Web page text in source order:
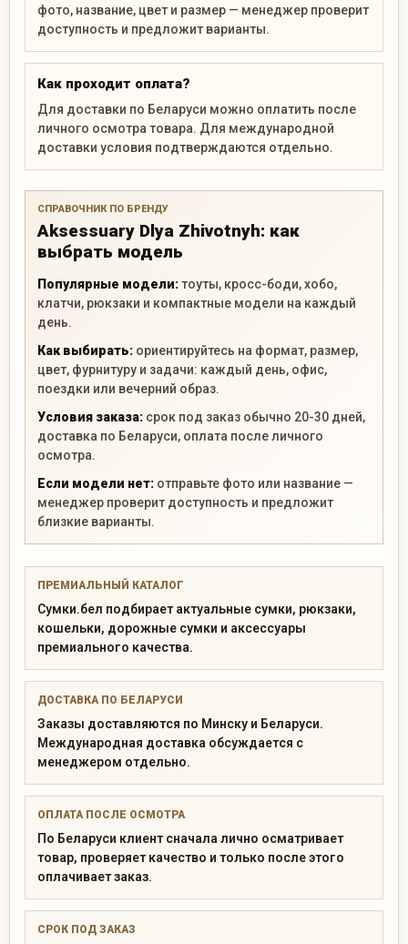
фото, название, цвет и размер — менеджер проверит
доступность и предложит варианты.
Как проходит оплата?
Для доставки по Беларуси можно оплатить после
личного осмотра товара. Для международной
доставки условия подтверждаются отдельно.
СПРАВОЧНИК ПО БРЕНДУ
Aksessuary Dlya Zhivotnyh: как
выбрать модель
Популярные модели:тоуты, кросс-боди, хобо,
клатчи, рюкзаки и компактные модели на каждый
день.
Как выбирать: ориентируйтесь на формат, размер,
цвет, фурнитуру и задачи: каждый день, офис,
поездки или вечерний образ.
Условия заказа: срок под заказ обычно 20-30 дней,
доставка по Беларуси, оплата после личного
осмотра.
Если модели нет: отправьте фото или название —
менеджер проверит доступность и предложит
близкие варианты.
ПРЕМИАЛЬНЫЙ КАТАЛОГ
Сумки.бел подбирает актуальные сумки, рюкзаки,
кошельки, дорожные сумки и аксессуары
премиального качества.
ДОСТАВКА ПО БЕЛАРУСИ
Заказы доставляются по Минску и Беларуси.
Международная доставка обсуждается с
менеджером отдельно.
ОПЛАТА ПОСЛЕ ОСМОТРА
По Беларуси клиент сначала лично осматривает
товар, проверяет качество и только после этого
оплачивает заказ.
СРОК ПОД ЗАКАЗ